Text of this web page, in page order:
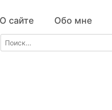
О сайте Обо мне
Search
for: